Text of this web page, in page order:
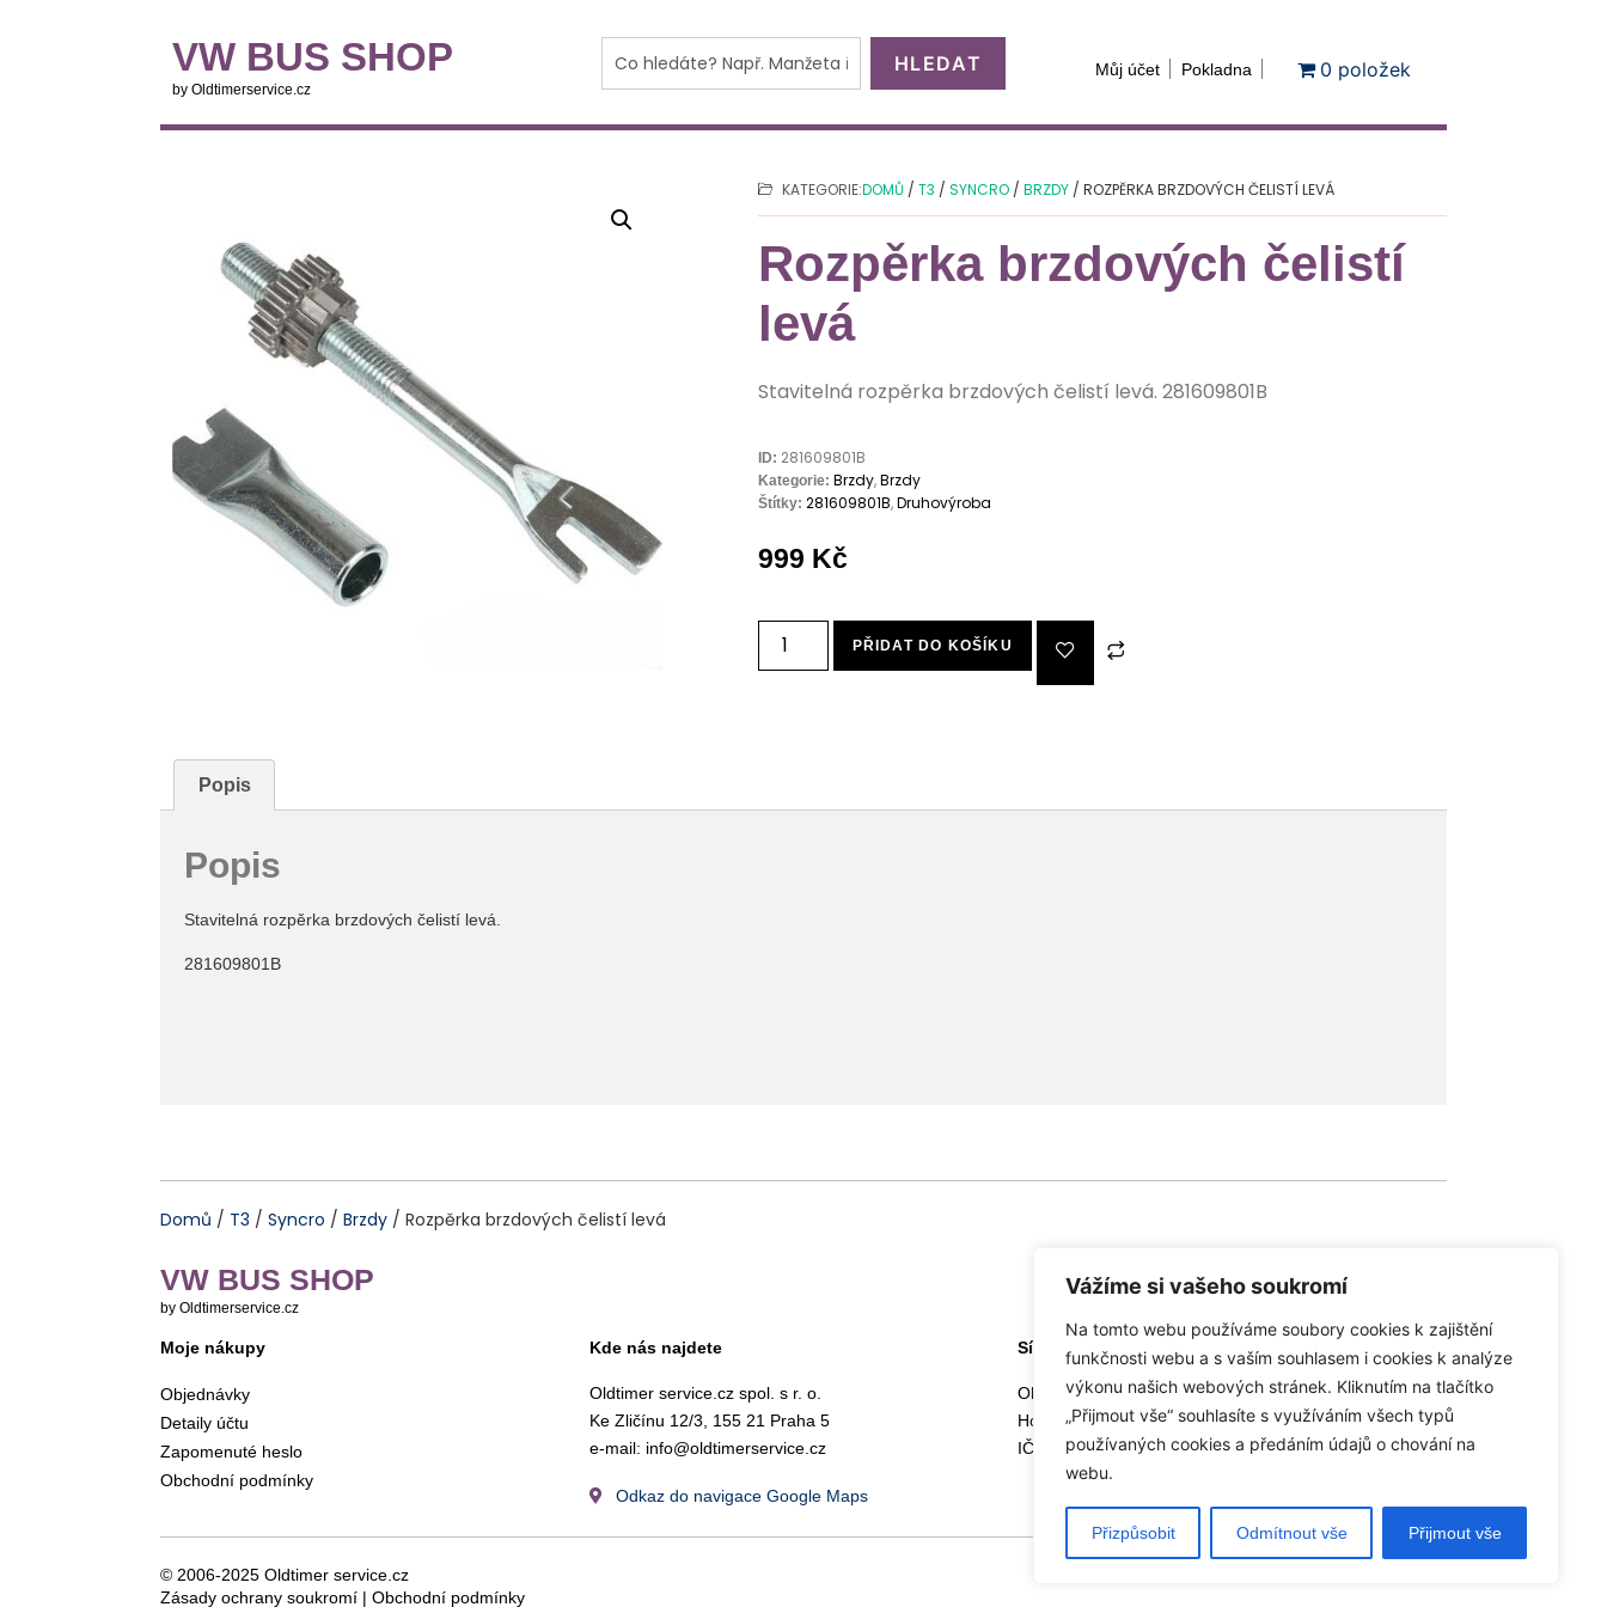
Vážíme si vašeho soukromí
Na tomto webu používáme soubory cookies k zajištění
funkčnosti webu a s vaším souhlasem i cookies k analýze
výkonu našich webových stránek. Kliknutím na tlačítko
„Přijmout vše“ souhlasíte s využíváním všech typů
používaných cookies a předáním údajů o chování na
webu.
Přizpůsobit Odmítnout vše Přijmout vše
VW BUS SHOP
by Oldtimerservice.cz
HLEDAT Můj účet Pokladna 0 položek
KATEGORIE:DOMŮ/ T3 / SYNCRO/ BRZDY/ ROZPĚRKA BRZDOVÝCH ČELISTÍ LEVÁ
Rozpěrka brzdových čelistí
levá
Stavitelná rozpěrka brzdových čelistí levá. 281609801B
ID: 281609801B
Kategorie: Brzdy,Brzdy
Štítky: 281609801B,Druhovýroba
999 Kč
PŘIDAT DO KOŠÍKU
Popis
Popis
Stavitelná rozpěrka brzdových čelistí levá.
281609801B
Domů / T3 /Syncro /Brzdy / Rozpěrka brzdových čelistí levá
VW BUS SHOP
by Oldtimerservice.cz
Moje nákupy
Objednávky
Detaily účtu
Zapomenuté heslo
Obchodní podmínky
Kde nás najdete
Oldtimer service.cz spol. s r. o.
Ke Zličínu 12/3, 155 21 Praha 5
e-mail: info@oldtimerservice.cz
Odkaz do navigace Google Maps
Sídlo společnosti
Oldtimer service.cz spol. s r. o.
Hostivická 8/10, 155 21 Praha 5
IČ: 27450309, DIČ: CZ27450309
© 2006-2025 Oldtimer service.cz
Zásady ochrany soukromí |Obchodní podmínky